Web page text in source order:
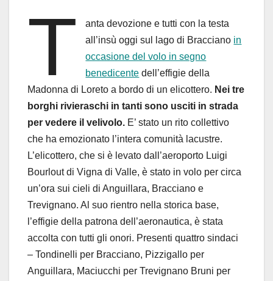
T
anta devozione e tutti con la testa
all’insù oggi sul lago di Bracciano in
occasione del volo in segno
benedicente dell’effigie della
Madonna di Loreto a bordo di un elicottero. Nei tre
borghi rivieraschi in tanti sono usciti in strada
per vedere il velivolo. E’ stato un rito collettivo
che ha emozionato l’intera comunità lacustre.
L’elicottero, che si è levato dall’aeroporto Luigi
Bourlout di Vigna di Valle, è stato in volo per circa
un’ora sui cieli di Anguillara, Bracciano e
Trevignano. Al suo rientro nella storica base,
l’effigie della patrona dell’aeronautica, è stata
accolta con tutti gli onori. Presenti quattro sindaci
– Tondinelli per Bracciano, Pizzigallo per
Anguillara, Maciucchi per Trevignano Bruni per